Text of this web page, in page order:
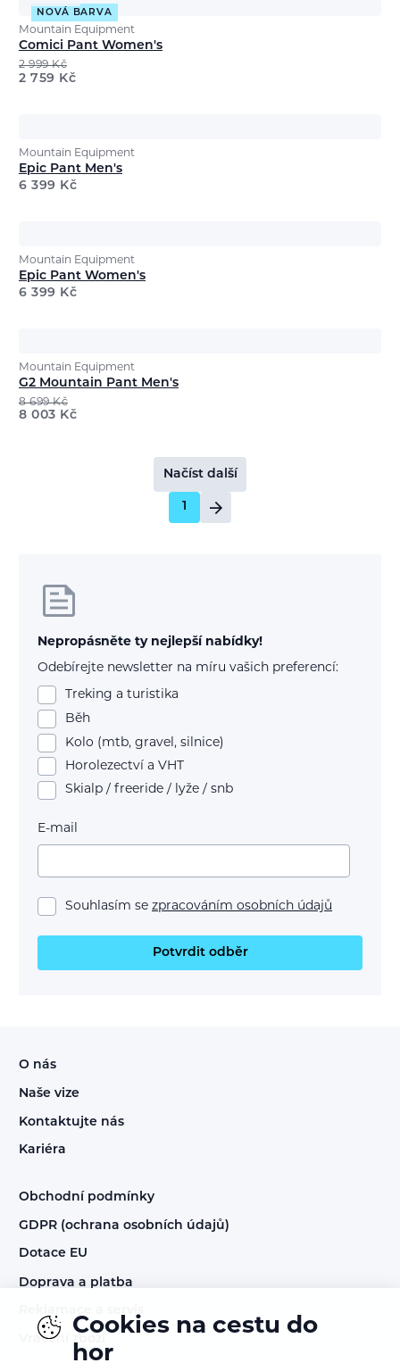
NOVÁ BARVA
Mountain Equipment
Comici Pant Women's
2 999Kč
2 759 Kč
Mountain Equipment
Epic Pant Men's
6 399 Kč
Mountain Equipment
Epic Pant Women's
6 399 Kč
Mountain Equipment
G2 Mountain Pant Men's
8 699Kč
8 003 Kč
Načíst další
1
Nepropásněte ty nejlepší nabídky!
Odebírejte newsletter na míru vašich preferencí:
Treking a turistika
Běh
Kolo (mtb, gravel, silnice)
Horolezectví a VHT
Skialp / freeride / lyže / snb
E-mail
Souhlasím se zpracováním osobních údajů
Potvrdit odběr
O nás
Naše vize
Kontaktujte nás
Kariéra
Obchodní podmínky
GDPR (ochrana osobních údajů)
Dotace EU
Doprava a platba
Reklamace a servis
Vrácení zboží
Cookies na cestu do
hor